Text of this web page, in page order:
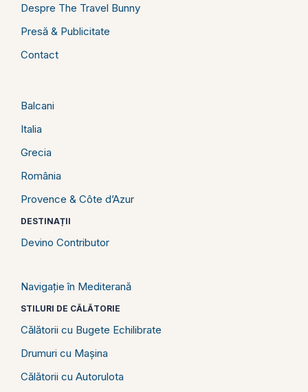
Despre The Travel Bunny
Presă & Publicitate
Contact
Balcani
Italia
Grecia
România
Provence & Côte d’Azur
DESTINAȚII
Devino Contributor
Navigație în Mediterană
STILURI DE CĂLĂTORIE
Călătorii cu Bugete Echilibrate
Drumuri cu Mașina
Călătorii cu Autorulota